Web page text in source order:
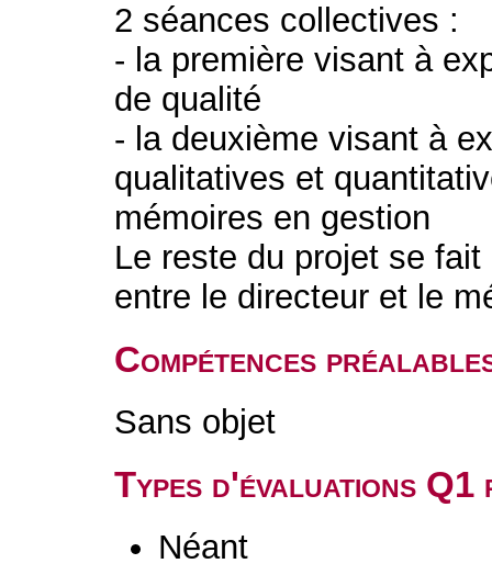
2 séances collectives :
- la première visant à
de qualité
- la deuxième visant à
qualitatives et
mémoires en gestion
Le reste du projet se
entre le directeur et le
Compétences
Sans objet
Types d'évaluations
Néant